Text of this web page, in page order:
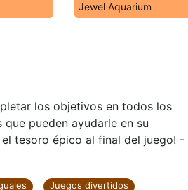
Jewel Aquarium
los objetivos en todos los
pueden ayudarle en su
tesoro épico al final del juego! -
Juegos divertidos